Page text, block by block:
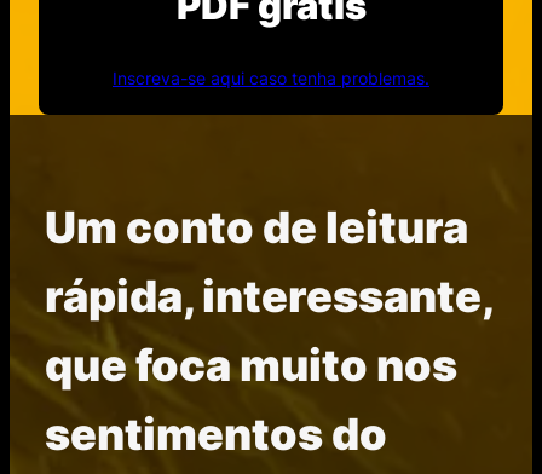
Inscreva-se aqui caso tenha problemas.
Um conto de leitura
rápida, interessante,
que foca muito nos
sentimentos do